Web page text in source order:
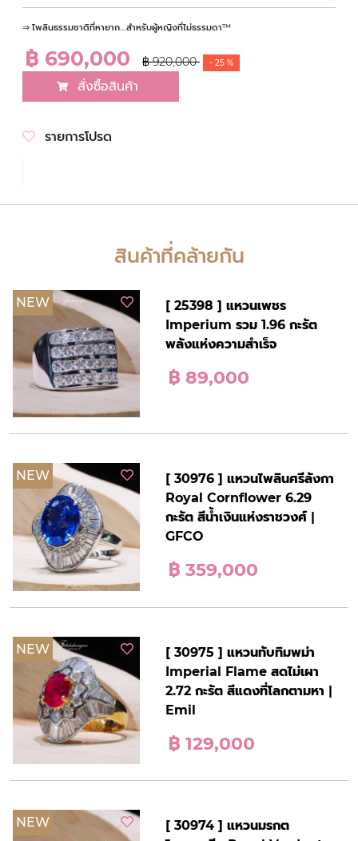
⇒ ไพลินธรรมชาติที่หายาก…สำหรับผู้หญิงที่ไม่ธรรมดา™
฿ 690,000 ฿ 920,000 - 25 %
สั่งซื้อสินค้า
รายการโปรด
สินค้าที่คล้ายกัน
NEW
[ 25398 ] แหวนเพชร
Imperium รวม 1.96 กะรัต
พลังแห่งความสำเร็จ
฿ 89,000
NEW
[ 30976 ] แหวนไพลินศรีลังกา
Royal Cornflower 6.29
กะรัต สีน้ำเงินแห่งราชวงศ์ |
GFCO
฿ 359,000
NEW
[ 30975 ] แหวนทับทิมพม่า
Imperial Flame สดไม่เผา
2.72 กะรัต สีแดงที่โลกตามหา |
Emil
฿ 129,000
NEW
[ 30974 ] แหวนมรกต